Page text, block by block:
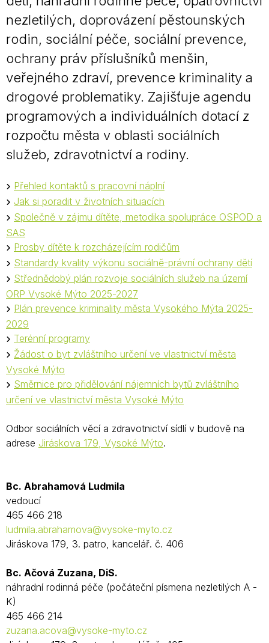
nezletilých, doprovázení pěstounských
rodin, sociální péče, sociální prevence,
ochrany práv příslušníků menšin,
veřejného zdraví, prevence kriminality a
drogové problematiky. Zajišťuje agendu
programových a individuálních dotací z
rozpočtu města v oblasti sociálních
služeb, zdravotnictví a rodiny.
Přehled kontaktů s pracovní náplní
Jak si poradit v životních situacích
Společně v zájmu dítěte, metodika spolupráce OSPOD a
SAS
Prosby dítěte k rozcházejícím rodičům
Standardy kvality výkonu sociálně-právní ochrany dětí
Střednědobý plán rozvoje sociálních služeb na území
ORP Vysoké Mýto 2025-2027
Plán prevence kriminality města Vysokého Mýta 2025-
2029
Terénní programy
Žádost o byt zvláštního určení ve vlastnictví města
Vysoké Mýto
Směrnice pro přidělování nájemních bytů zvláštního
určení ve vlastnictví města Vysoké Mýto
Odbor sociálních věcí a zdravotnictví sídlí v budově na
adrese Jiráskova 179, Vysoké Mýto.
Bc. Abrahamová Ludmila
vedoucí
465 466 218
ludmila.abrahamova@vysoke-myto.cz
Jiráskova 179, 3. patro, kancelář. č. 406
Bc. Ačová Zuzana, DiS.
náhradní rodinná péče (počáteční písmena nezletilých A -
K)
465 466 214
zuzana.acova@vysoke-myto.cz